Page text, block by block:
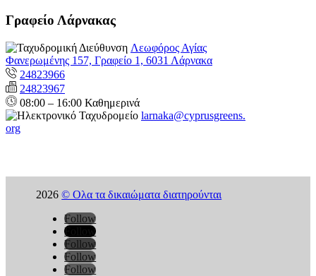
Γραφείο Λάρνακας
Λεωφόρος Αγίας
Φανερωμένης 157, Γραφείο 1, 6031 Λάρνακα
24823966
24823967
08:00 – 16:00 Καθημερινά
larnaka@cyprusgreens.
org
2026© Ολα τα δικαιώματα διατηρούνται
Follow
Follow
Follow
Follow
Follow